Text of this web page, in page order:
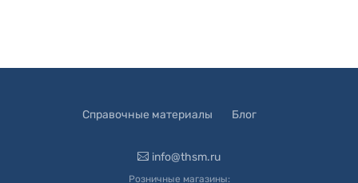
Справочные материалы Блог
info@thsm.ru
Розничные магазины: